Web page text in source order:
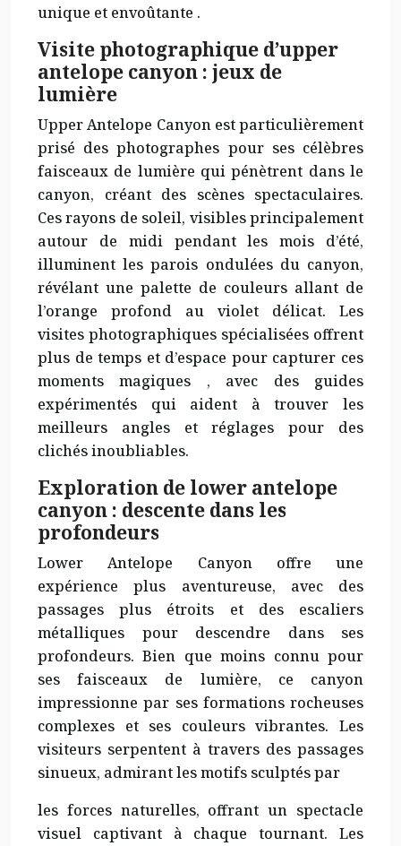
unique et envoûtante .
Visite photographique d’upper
antelope canyon : jeux de
lumière
Upper Antelope Canyon est particulièrement
prisé des photographes pour ses célèbres
faisceaux de lumière qui pénètrent dans le
canyon, créant des scènes spectaculaires.
Ces rayons de soleil, visibles principalement
autour de midi pendant les mois d’été,
illuminent les parois ondulées du canyon,
révélant une palette de couleurs allant de
l’orange profond au violet délicat. Les
visites photographiques spécialisées offrent
plus de temps et d’espace pour capturer ces
momentsmagiques , avec des guides
expérimentés qui aident à trouver les
meilleurs angles et réglages pour des
clichés inoubliables.
Exploration de lower antelope
canyon : descente dans les
profondeurs
Lower Antelope Canyon offre une
expérience plus aventureuse, avec des
passages plus étroits et des escaliers
métalliques pour descendre dans ses
profondeurs. Bien que moins connu pour
ses faisceaux de lumière, ce canyon
impressionne par ses formations rocheuses
complexes et ses couleurs vibrantes. Les
visiteurs serpentent à travers des passages
sinueux, admirant les motifs sculptés par
les forces naturelles, offrant un spectacle
visuel captivant à chaque tournant. Les